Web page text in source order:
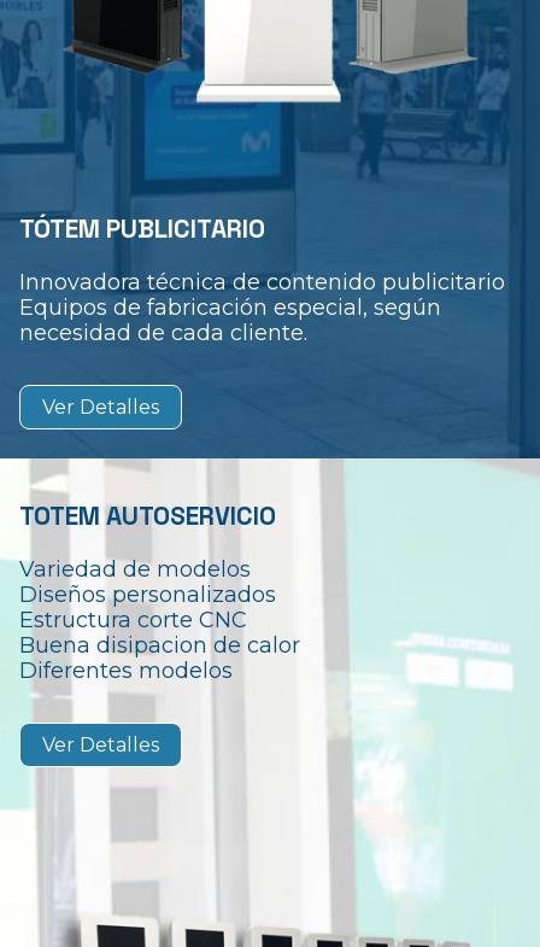
TÓTEM PUBLICITARIO
Innovadora técnica de contenido publicitario
Equipos de fabricación especial, según
necesidad de cada cliente.
Ver Detalles
TOTEM AUTOSERVICIO
Variedad de modelos
Diseños personalizados
Estructura corte CNC
Buena disipacion de calor
Diferentes modelos
Ver Detalles